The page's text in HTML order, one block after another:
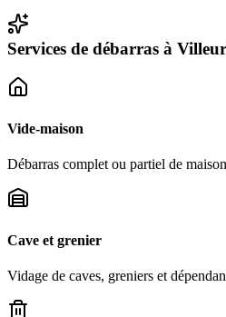
Services de débarras à
Vide-maison
Débarras complet ou partiel de
Cave et grenier
Vidage de caves, greniers et